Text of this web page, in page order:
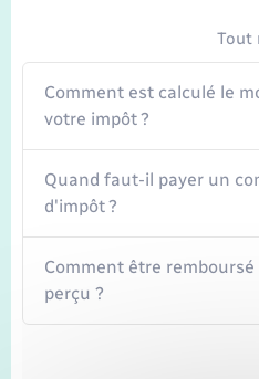
Tout
Comment est calculé le
votre impôt ?
Quand faut-il payer un
d'impôt ?
Comment être
perçu ?